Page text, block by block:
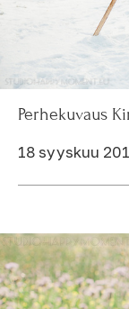
Perhekuvaus
18 syyskuu